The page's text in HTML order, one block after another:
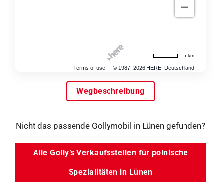
Terms of use © 1987–2026 HERE, Deutschland
5 km
Wegbeschreibung
Nicht das passende Gollymobil in Lünen gefunden?
Alle Golly’s Verkaufsstellen für polnische
Spezialitäten in Lünen